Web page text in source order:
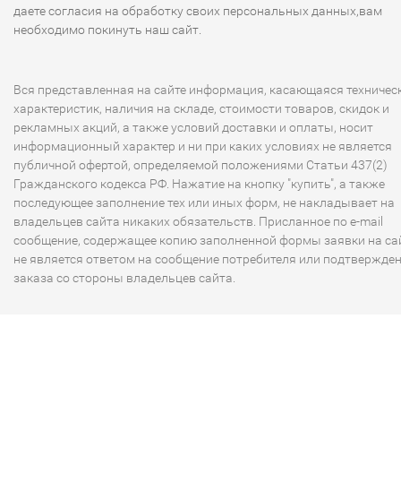
даете согласия на обработку своих персональных данных,вам
необходимо покинуть наш сайт.
Вся представленная на сайте информация, касающаяся
характеристик, наличия на складе, стоимости товаров, скидок и
рекламных акций, а также условий доставки и оплаты, носит
информационный характер и ни при каких условиях не является
публичной офертой, определяемой положениями Статьи 437(2)
Гражданского кодекса РФ. Нажатие на кнопку "купить", а также
последующее заполнение тех или иных форм, не накладывает на
владельцев сайта никаких обязательств. Присланное по e-mail
сообщение, содержащее копию заполненной формы заявки на
не является ответом на сообщение потребителя или
заказа со стороны владельцев сайта.